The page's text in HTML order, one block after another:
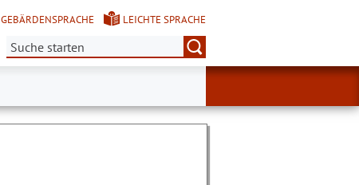
GEBÄRDENSPRACHE
LEICHTE SPRACHE
Suche: